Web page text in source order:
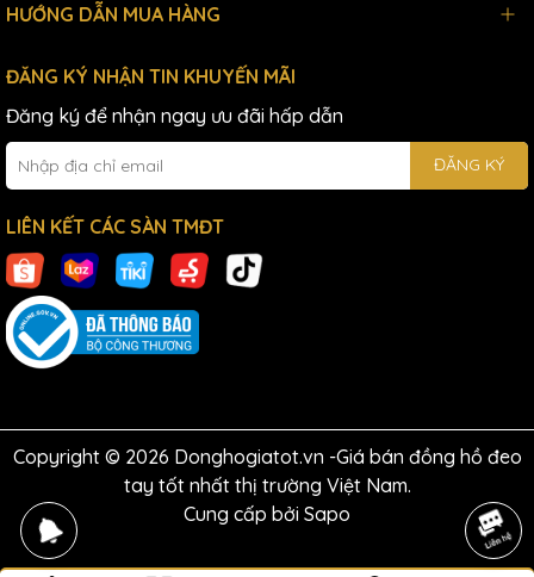
HƯỚNG DẪN MUA HÀNG
ĐĂNG KÝ NHẬN TIN KHUYẾN MÃI
Đăng ký để nhận ngay ưu đãi hấp dẫn
ĐĂNG KÝ
LIÊN KẾT CÁC SÀN TMĐT
Copyright © 2026 Donghogiatot.vn -Giá bán đồng hồ đeo
tay tốt nhất thị trường Việt Nam.
Cung cấp bởi Sapo